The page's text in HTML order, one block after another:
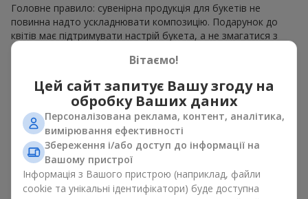
Головне правило: сувенірна продукція для букетів не
повинна надто ускладнювати композицію. Подарунок до
квітів має підтримувати настрій букета, а не змагатися з
ним. Для ніжних композицій підійде сувенірна продукція для
букетів, як легкі символічні додатки та легкі елементи
декору. Це може бути
Для яскравих є сенс використати більш сміливі додаткові
акценти, як вишуканіцукеркичи дорогі сувеніри.
Сувенірна продукція для букетів повинна вибиратись,
враховуючи й привід, і людину, якій адресований подарунок.
Якщо сумніваєтесь, яка сувенірна продукція для букетів вам
потрібна — обирайте універсальні маленькі приємності,
широкий вибір яких знайдеться у нашому каталозі.
Вітаємо!
Цей сайт запитує Вашу згоду на
обробку Ваших даних
Персоналізована реклама, контент, аналітика,
вимірювання ефективності
Збереження і/або доступ до інформації на
Вашому пристрої
Інформація з Вашого пристрою (наприклад, файли
cookie та унікальні ідентифікатори) буде доступна